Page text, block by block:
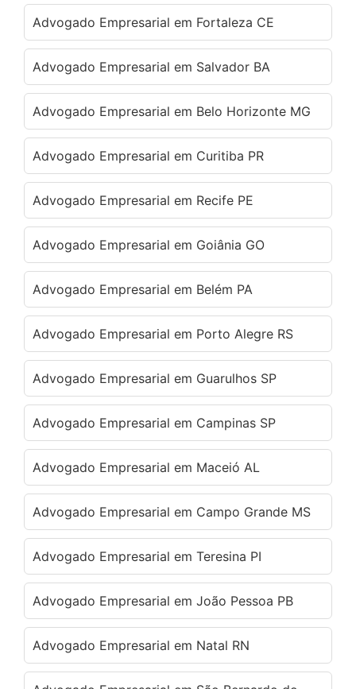
Advogado Empresarial em Fortaleza CE
Advogado Empresarial em Salvador BA
Advogado Empresarial em Belo Horizonte MG
Advogado Empresarial em Curitiba PR
Advogado Empresarial em Recife PE
Advogado Empresarial em Goiânia GO
Advogado Empresarial em Belém PA
Advogado Empresarial em Porto Alegre RS
Advogado Empresarial em Guarulhos SP
Advogado Empresarial em Campinas SP
Advogado Empresarial em Maceió AL
Advogado Empresarial em Campo Grande MS
Advogado Empresarial em Teresina PI
Advogado Empresarial em João Pessoa PB
Advogado Empresarial em Natal RN